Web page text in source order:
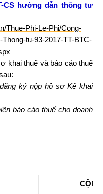
CS hướng dẫn thông tư
Thue-Phi-Le-Phi/Cong-
tu-93-2017-TT-BTC-
khai thuế và báo cáo thuế
ký nộp hồ sơ Kê khai
báo cáo thuế cho doanh